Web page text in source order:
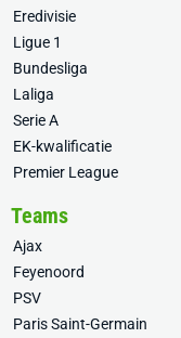
Eredivisie
Ligue 1
Bundesliga
Laliga
Serie A
EK-kwalificatie
Premier League
Teams
Ajax
Feyenoord
PSV
Paris Saint-Germain